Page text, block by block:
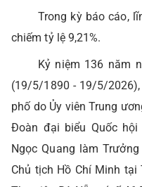
Trong kỳ báo cáo,
chiếm tỷ lệ 9,21%.
Kỷ niệm 136 năm
(19/5/1890 - 19/5/
phố do Ủy viên Trung
Đoàn đại biểu Quốc
Ngọc Quang làm
Chủ tịch Hồ Chí Minh tại